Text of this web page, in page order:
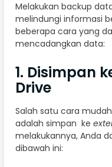
Melakukan backup
melindungi informasi
beberapa cara yang
mencadangkan data:
1. Disimpan
Drive
Salah satu cara
adalah simpan ke
melakukannya, Anda
dibawah ini: